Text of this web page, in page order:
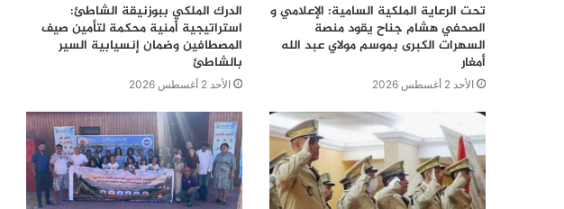
تحت الرعاية الملكية السامية: الإعلامي و
الصحفي هشام جناح يقود منصة
السهرات الكبرى بموسم مولاي عبد الله
أمغار
الأحد 2 أغسطس 2026
الدرك الملكي ببوزنيقة الشاطئ:
استراتيجية أمنية محكمة لتأمين صيف
المصطافين وضمان إنسيابية السير
بالشاطئ
الأحد 2 أغسطس 2026